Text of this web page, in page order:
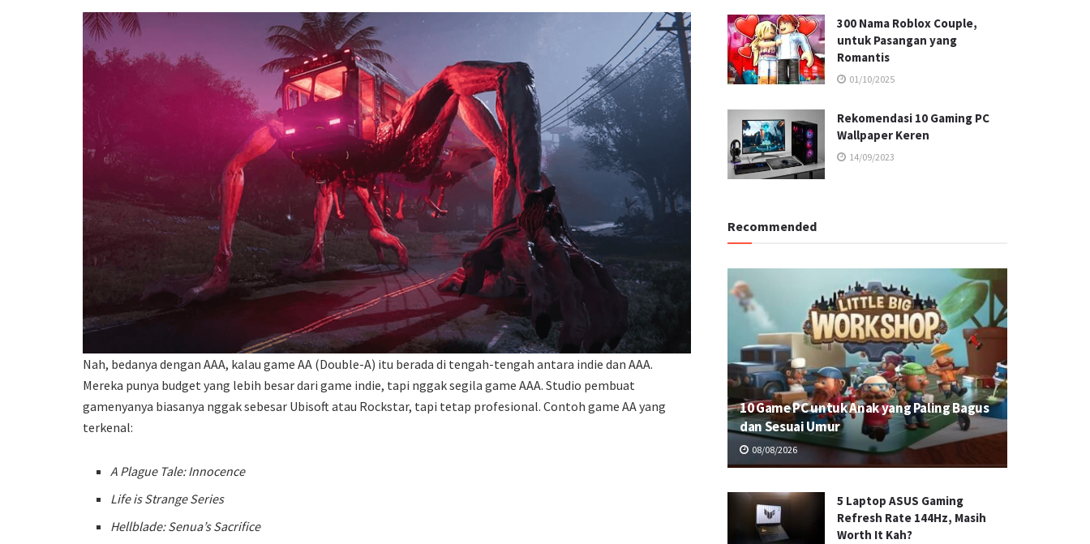
Nah, bedanya dengan AAA, kalau game AA (Double-A) itu berada di tengah-tengah antara indie dan AAA.
Mereka punya budget yang lebih besar dari game indie, tapi nggak segila game AAA. Studio pembuat
gamenyanya biasanya nggak sebesar Ubisoft atau Rockstar, tapi tetap profesional. Contoh game AA yang
terkenal:
A Plague Tale: Innocence
Life is Strange Series
Hellblade: Senua’s Sacrifice
300 Nama Roblox Couple,
untuk Pasangan yang
Romantis
01/10/2025
Rekomendasi 10 Gaming PC
Wallpaper Keren
14/09/2023
Recommended
10 Game PC untuk Anak yang Paling Bagus
dan Sesuai Umur
08/08/2026
5 Laptop ASUS Gaming
Refresh Rate 144Hz, Masih
Worth It Kah?